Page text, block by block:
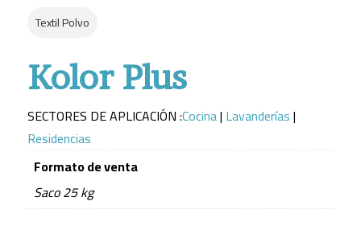
Textil Polvo
Kolor Plus
SECTORES DE APLICACIÓN :Cocina| Lavanderías|
Residencias
Formato de venta
Saco 25 kg